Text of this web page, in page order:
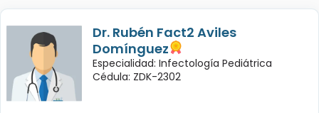
Dr. Rubén Fact2 Aviles
Domínguez
Especialidad: Infectología Pediátrica
Cédula: ZDK-2302